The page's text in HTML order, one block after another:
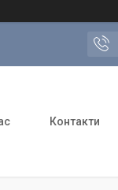
Контакти